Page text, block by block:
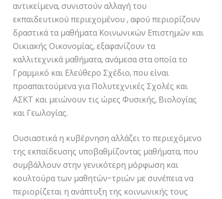
αντικείμενα, συνιστούν αλλαγή του
εκπαιδευτικού περιεχομένου , αφού περιορίζουν
δραστικά τα μαθήματα Κοινωνικών Επιστημών και
Οικιακής Οικονομίας, εξαφανίζουν τα
καλλιτεχνικά μαθήματα, ανάμεσα στα οποία το
Γραμμικό και Ελεύθερο Σχέδιο, που είναι
προαπαιτούμενα για Πολυτεχνικές Σχολές και
ΑΣΚΤ και μειώνουν τις ώρες Φυσικής, Βιολογίας
και Γεωλογίας.
Ουσιαστικά η κυβέρνηση αλλάζει το περιεχόμενο
της εκπαίδευσης υποβαθμίζοντας μαθήματα, που
συμβάλλουν στην γενικότερη μόρφωση και
κουλτούρα των μαθητών-τριών με συνέπεια να
περιορίζεται η ανάπτυξη της κοινωνικής τους